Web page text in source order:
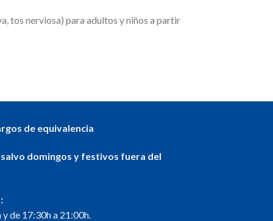
tos nerviosa) para adultos y niños a partir
de equivalencia
domingos y festivos fuera del
y de 17:30h a 21:00h.